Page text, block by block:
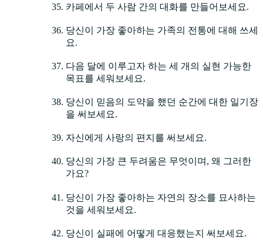
카페에서 두 사람 간의 대화를 만들어보세요.
당신이 가장 좋아하는 가족의 전통에 대해 쓰세
요.
다음 달에 이루고자 하는 세 개의 실현 가능한
목표를 세워보세요.
당신이 믿음의 도약을 했던 순간에 대한 일기장
을 써보세요.
자신에게 사랑의 편지를 써보세요.
당신의 가장 큰 두려움은 무엇이며, 왜 그러한
가요?
당신이 가장 좋아하는 자연의 장소를 묘사하는
것을 세워보세요.
당신이 실패에 어떻게 대응했는지 써보세요.